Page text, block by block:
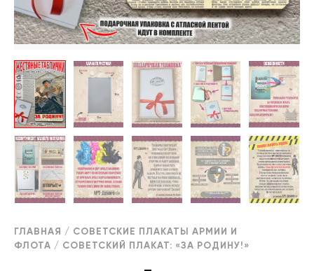
ГЛАВНАЯ / СОВЕТСКИЕ ПЛАКАТЫ АРМИИ И
ФЛОТА / СОВЕТСКИЙ ПЛАКАТ: «ЗА РОДИНУ!»